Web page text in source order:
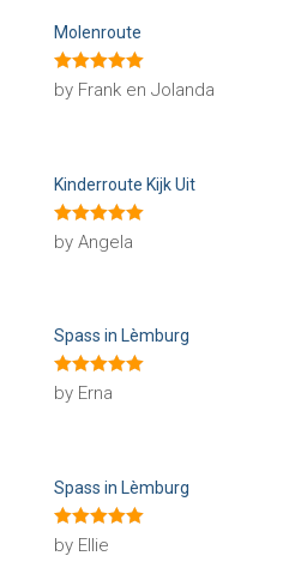
Molenroute
Rated5out
of 5
by Frank en Jolanda
Kinderroute Kijk Uit
Rated5out
of 5
by Angela
Spass in Lèmburg
Rated5out
of 5
by Erna
Spass in Lèmburg
Rated5out
of 5
by Ellie